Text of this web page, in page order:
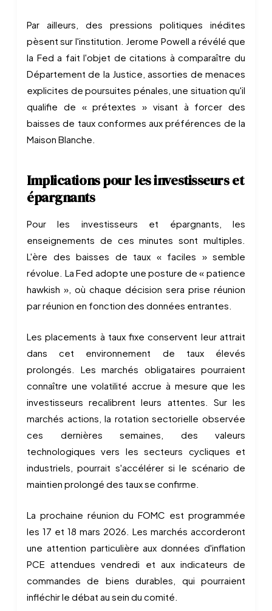
Par ailleurs, des pressions politiques inédites
pèsent sur l'institution. Jerome Powell a révélé que
la Fed a fait l'objet de citations à comparaître du
Département de la Justice, assorties de menaces
explicites de poursuites pénales, une situation qu'il
qualifie de « prétextes » visant à forcer des
baisses de taux conformes aux préférences de la
Maison Blanche.
Implications pour les investisseurs et
épargnants
Pour les investisseurs et épargnants, les
enseignements de ces minutes sont multiples.
L'ère des baisses de taux « faciles » semble
révolue. La Fed adopte une posture de « patience
hawkish », où chaque décision sera prise réunion
par réunion en fonction des données entrantes.
Les placements à taux fixe conservent leur attrait
dans cet environnement de taux élevés
prolongés. Les marchés obligataires pourraient
connaître une volatilité accrue à mesure que les
investisseurs recalibrent leurs attentes. Sur les
marchés actions, la rotation sectorielle observée
ces dernières semaines, des valeurs
technologiques vers les secteurs cycliques et
industriels, pourrait s'accélérer si le scénario de
maintien prolongé des taux se confirme.
La prochaine réunion du FOMC est programmée
les 17 et 18 mars 2026. Les marchés accorderont
une attention particulière aux données d'inflation
PCE attendues vendredi et aux indicateurs de
commandes de biens durables, qui pourraient
infléchir le débat au sein du comité.